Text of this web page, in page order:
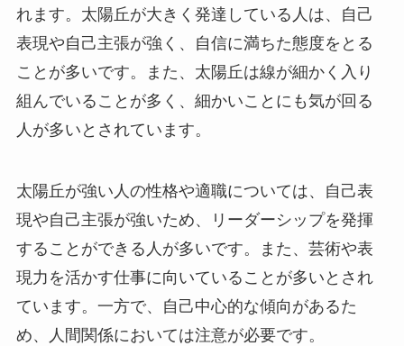
れます。太陽丘が大きく発達している人は、自己
表現や自己主張が強く、自信に満ちた態度をとる
ことが多いです。また、太陽丘は線が細かく入り
組んでいることが多く、細かいことにも気が回る
人が多いとされています。
太陽丘が強い人の性格や適職については、自己表
現や自己主張が強いため、リーダーシップを発揮
することができる人が多いです。また、芸術や表
現力を活かす仕事に向いていることが多いとされ
ています。一方で、自己中心的な傾向があるた
め、人間関係においては注意が必要です。